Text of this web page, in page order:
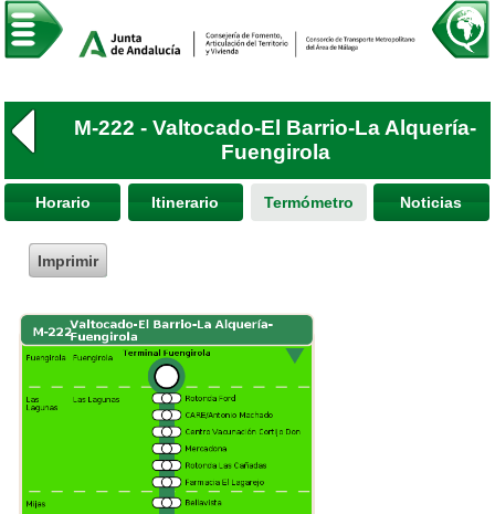
M-222 - Valtocado-El Barrio-La Alquería-
Fuengirola
Horario Itinerario Termómetro Noticias
Imprimir